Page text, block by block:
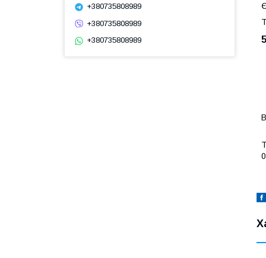
+380735808989
+380735808989
+380735808989